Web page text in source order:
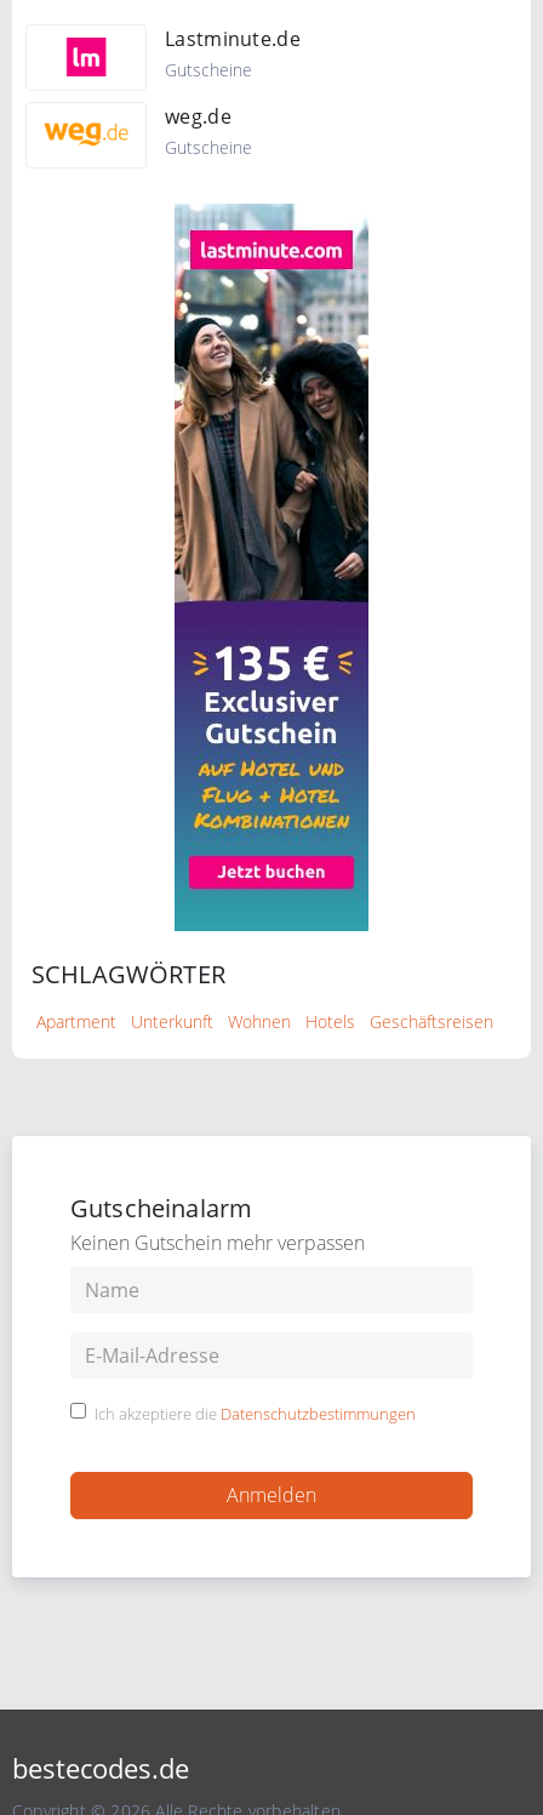
Lastminute.de
Gutscheine
weg.de
Gutscheine
SCHLAGWÖRTER
Apartment Unterkunft Wohnen Hotels Geschäftsreisen
Gutscheinalarm
Keinen Gutschein mehr verpassen
Ich akzeptiere die Datenschutzbestimmungen
bestecodes.de
Copyright © 2026 Alle Rechte vorbehalten.